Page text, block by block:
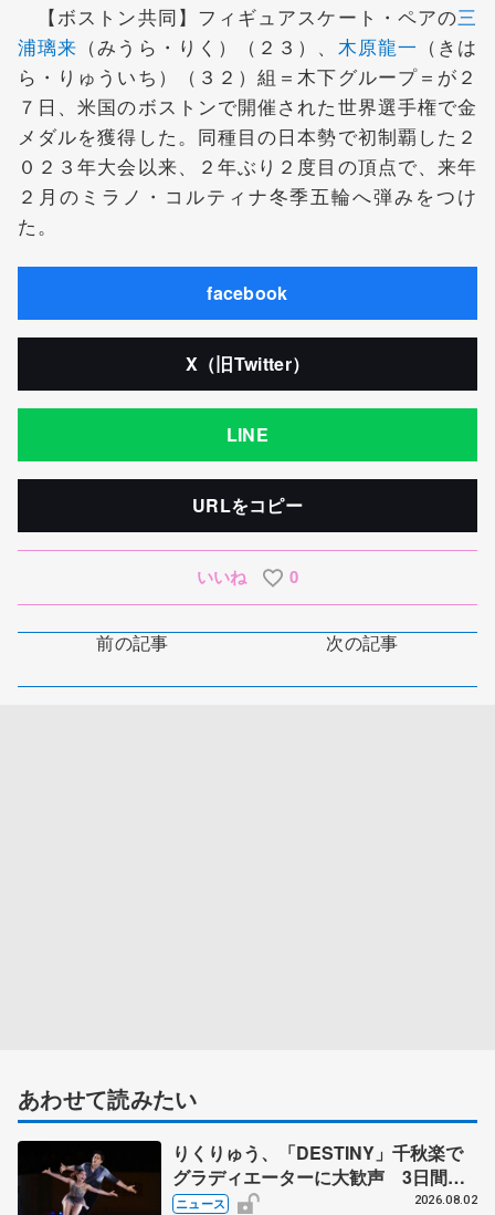
【ボストン共同】フィギュアスケート・ペアの三
浦璃来 （みうら・りく）（２３）、 木原龍一 （きは
ら・りゅういち）（３２）組＝木下グループ＝が２
７日、米国のボストンで開催された世界選手権で金
メダルを獲得した。同種目の日本勢で初制覇した２
０２３年大会以来、２年ぶり２度目の頂点で、来年
２月のミラノ・コルティナ冬季五輪へ弾みをつけ
た。
facebook
X（旧Twitter）
LINE
URLをコピー
いいね 0
前の記事 次の記事
あわせて読みたい
りくりゅう、「DESTINY」千秋楽で
グラディエーターに大歓声 3日間の
計4公演で延べ約１万8千人動員、三浦
ニュース 2026.08.02